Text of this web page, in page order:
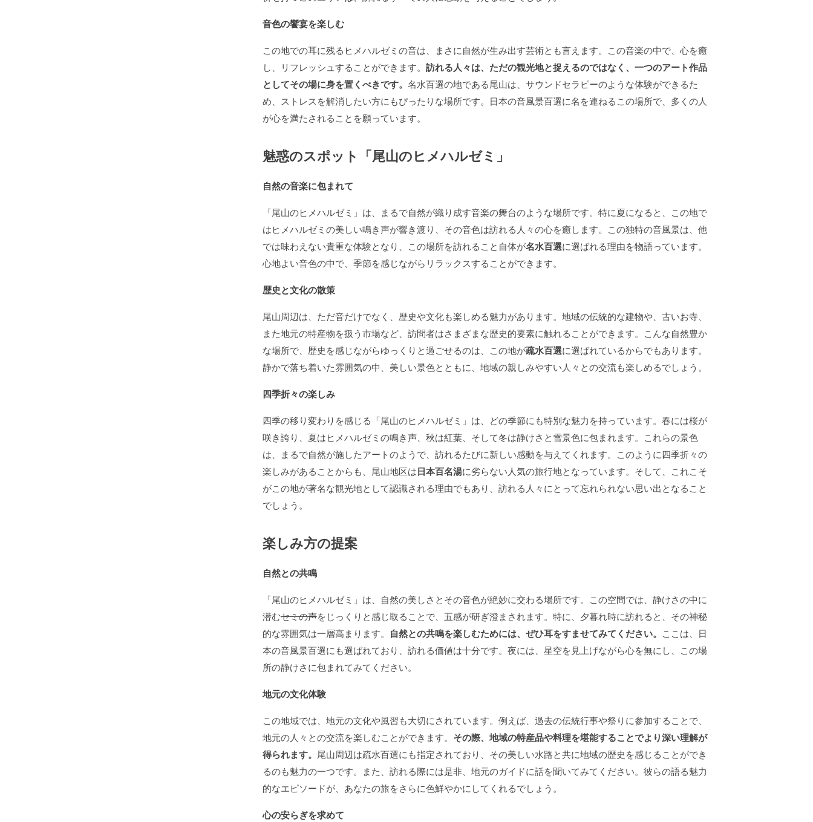
音色の饗宴を楽しむ
この地での耳に残るヒメハルゼミの音は、まさに自然が生み出す芸術とも言えます。この音楽の中で、心を癒
し、リフレッシュすることができます。 訪れる人々は、ただの観光地と捉えるのではなく、一つのアート作品
としてその場に身を置くべきです。 名水百選の地である尾山は、サウンドセラピーのような体験ができるた
め、ストレスを解消したい方にもぴったりな場所です。日本の音風景百選に名を連ねるこの場所で、多くの人
が心を満たされることを願っています。
魅惑のスポット「尾山のヒメハルゼミ」
自然の音楽に包まれて
「尾山のヒメハルゼミ」は、まるで自然が織り成す音楽の舞台のような場所です。特に夏になると、この地で
はヒメハルゼミの美しい鳴き声が響き渡り、その音色は訪れる人々の心を癒します。この独特の音風景は、他
では味わえない貴重な体験となり、この場所を訪れること自体が名水百選に選ばれる理由を物語っています。
心地よい音色の中で、季節を感じながらリラックスすることができます。
歴史と文化の散策
尾山周辺は、ただ音だけでなく、歴史や文化も楽しめる魅力があります。地域の伝統的な建物や、古いお寺、
また地元の特産物を扱う市場など、訪問者はさまざまな歴史的要素に触れることができます。こんな自然豊か
な場所で、歴史を感じながらゆっくりと過ごせるのは、この地が疏水百選に選ばれているからでもあります。
静かで落ち着いた雰囲気の中、美しい景色とともに、地域の親しみやすい人々との交流も楽しめるでしょう。
四季折々の楽しみ
四季の移り変わりを感じる「尾山のヒメハルゼミ」は、どの季節にも特別な魅力を持っています。春には桜が
咲き誇り、夏はヒメハルゼミの鳴き声、秋は紅葉、そして冬は静けさと雪景色に包まれます。これらの景色
は、まるで自然が施したアートのようで、訪れるたびに新しい感動を与えてくれます。このように四季折々の
楽しみがあることからも、尾山地区は日本百名湯に劣らない人気の旅行地となっています。そして、これこそ
がこの地が著名な観光地として認識される理由でもあり、訪れる人々にとって忘れられない思い出となること
でしょう。
楽しみ方の提案
自然との共鳴
「尾山のヒメハルゼミ」は、自然の美しさとその音色が絶妙に交わる場所です。この空間では、静けさの中に
潜むセミの声をじっくりと感じ取ることで、五感が研ぎ澄まされます。特に、夕暮れ時に訪れると、その神秘
的な雰囲気は一層高まります。
自然との共鳴を楽しむためには、ぜひ耳をすませてみてください。 ここは、日
本の音風景百選にも選ばれており、訪れる価値は十分です。夜には、星空を見上げながら心を無にし、この場
所の静けさに包まれてみてください。
地元の文化体験
この地域では、地元の文化や風習も大切にされています。例えば、過去の伝統行事や祭りに参加することで、
地元の人々との交流を楽しむことができます。 その際、地域の特産品や料理を堪能することでより深い理解が
得られます。 尾山周辺は疏水百選にも指定されており、その美しい水路と共に地域の歴史を感じることができ
るのも魅力の一つです。また、訪れる際には是非、地元のガイドに話を聞いてみてください。彼らの語る魅力
的なエピソードが、あなたの旅をさらに色鮮やかにしてくれるでしょう。
心の安らぎを求めて